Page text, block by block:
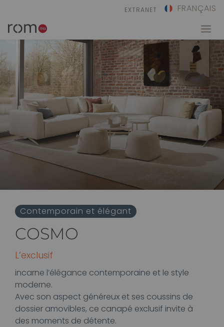
EXTRANET FRANÇAIS
Contemporain et élégant
COSMO
L’exclusif
incarne l’élégance contemporaine et le style
moderne.
Avec son aspect généreux et ses coussins de
dossier amovibles, ce canapé exclusif invite à
des moments de détente.